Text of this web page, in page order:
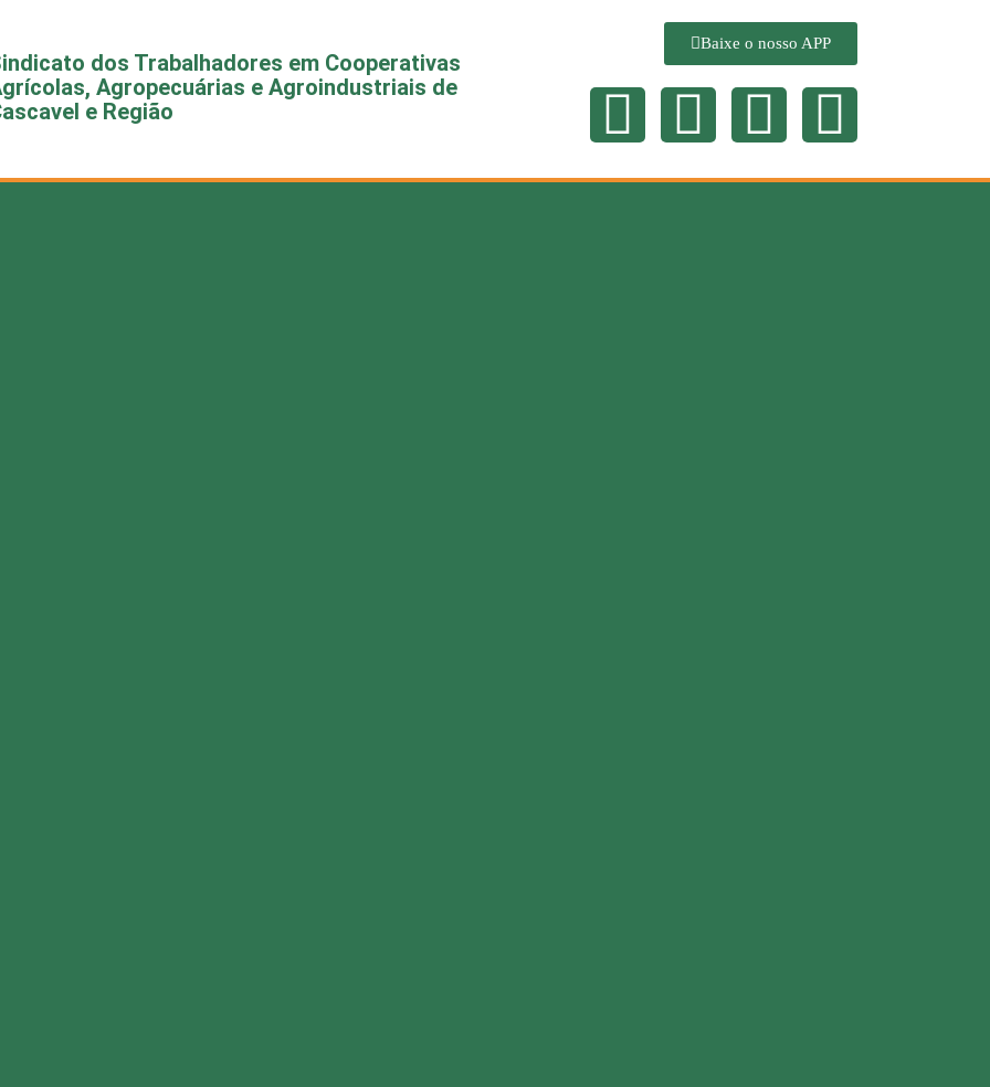
dos Trabalhadores em Cooperativas
Agropecuárias e Agroindustriais de
e Região
Baixe o nosso APP